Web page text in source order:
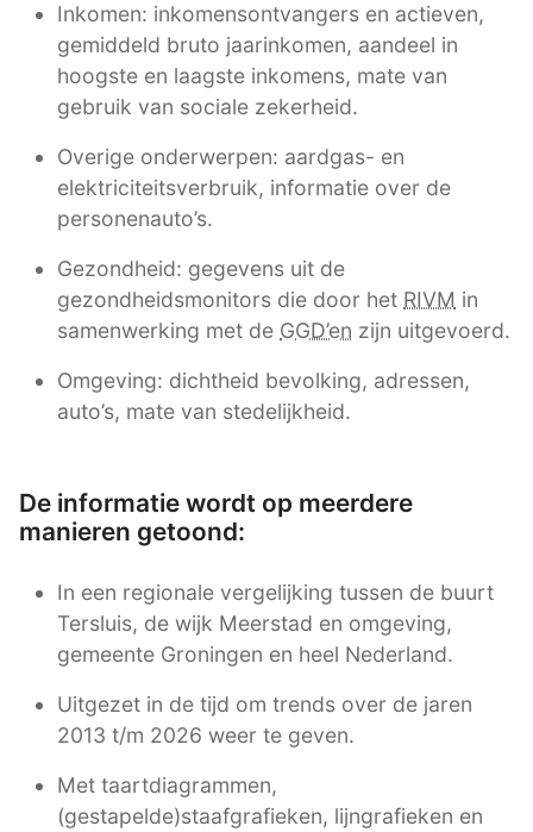
Inkomen: inkomensontvangers en actieven,
gemiddeld bruto jaarinkomen, aandeel in
hoogste en laagste inkomens, mate van
gebruik van sociale zekerheid.
Overige onderwerpen: aardgas- en
elektriciteitsverbruik, informatie over de
personenauto’s.
Gezondheid: gegevens uit de
gezondheidsmonitors die door het RIVM in
samenwerking met de GGD’en zijn uitgevoerd.
Omgeving: dichtheid bevolking, adressen,
auto’s, mate van stedelijkheid.
De informatie wordt op meerdere
manieren getoond:
In een regionale vergelijking tussen de buurt
Tersluis, de wijk Meerstad en omgeving,
gemeente Groningen en heel Nederland.
Uitgezet in de tijd om trends over de jaren
2013 t/m 2026 weer te geven.
Met taartdiagrammen,
(gestapelde)staafgrafieken, lijngrafieken en